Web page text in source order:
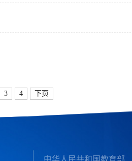
3 4 下页
中华人民共和国教育部